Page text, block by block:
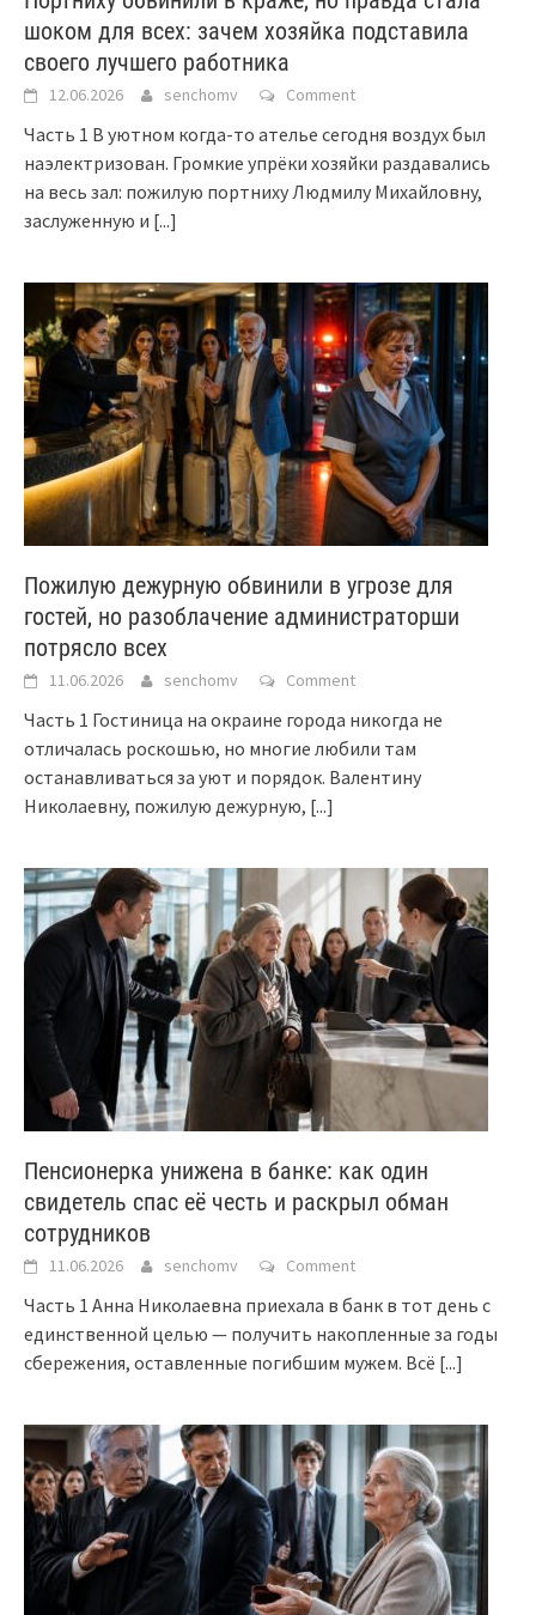
шоком для всех: зачем хозяйка подставила
своего лучшего работника
12.06.2026 senchomv Comment
Часть 1 В уютном когда-то ателье сегодня воздух был
наэлектризован. Громкие упрёки хозяйки раздавались
на весь зал: пожилую портниху Людмилу Михайловну,
заслуженную и [...]
Пожилую дежурную обвинили в угрозе для
гостей, но разоблачение администраторши
потрясло всех
11.06.2026 senchomv Comment
Часть 1 Гостиница на окраине города никогда не
отличалась роскошью, но многие любили там
останавливаться за уют и порядок. Валентину
Николаевну, пожилую дежурную, [...]
Пенсионерка унижена в банке: как один
свидетель спас её честь и раскрыл обман
сотрудников
11.06.2026 senchomv Comment
Часть 1 Анна Николаевна приехала в банк в тот день с
единственной целью — получить накопленные за годы
сбережения, оставленные погибшим мужем. Всё [...]